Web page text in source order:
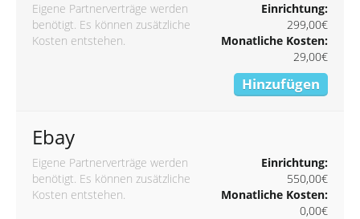
Eigene Partnerverträge werden
benötigt. Es können zusätzliche
Kosten entstehen.
Einrichtung:
299,00€
Monatliche Kosten:
29,00€
Hinzufügen
Ebay
Eigene Partnerverträge werden
benötigt. Es können zusätzliche
Kosten entstehen.
Einrichtung:
550,00€
Monatliche Kosten:
0,00€